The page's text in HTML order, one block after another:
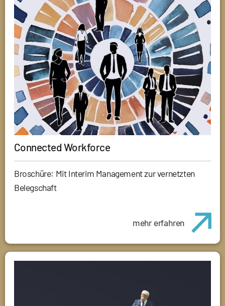
Connected Workforce
Broschüre: Mit Interim Management zur vernetzten
Belegschaft
mehr erfahren